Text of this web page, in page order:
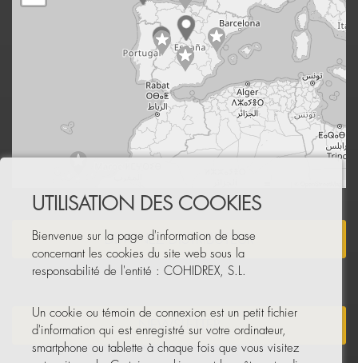
DEVENEZ DISTRIBUTEUR
NEWSLETTER
UTILISATION DES COOKIES
Bienvenue sur la page d'information de base
concernant les cookies du site web sous la
responsabilité de l'entité : COHIDREX, S.L.
Un cookie ou témoin de connexion est un petit fichier
d'information qui est enregistré sur votre ordinateur,
smartphone ou tablette à chaque fois que vous visitez